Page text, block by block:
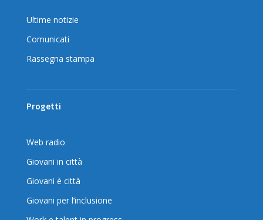
Ultime notizie
Comunicati
Rassegna stampa
Progetti
Web radio
Giovani in città
Giovani è città
Giovani per l’inclusione